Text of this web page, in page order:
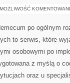
MOŻLIWOŚĆ
po ogólnym
to serwis, które
osobowymi po
z myślą o
oraz u